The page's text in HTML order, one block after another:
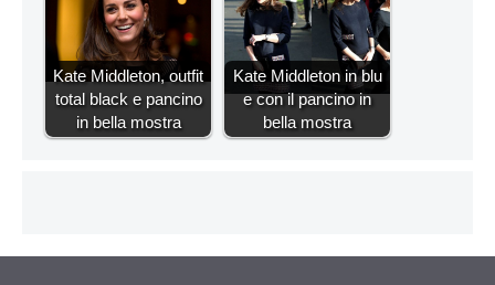
Kate Middleton, outfit
total black e pancino
in bella mostra
Kate Middleton in blu
e con il pancino in
bella mostra